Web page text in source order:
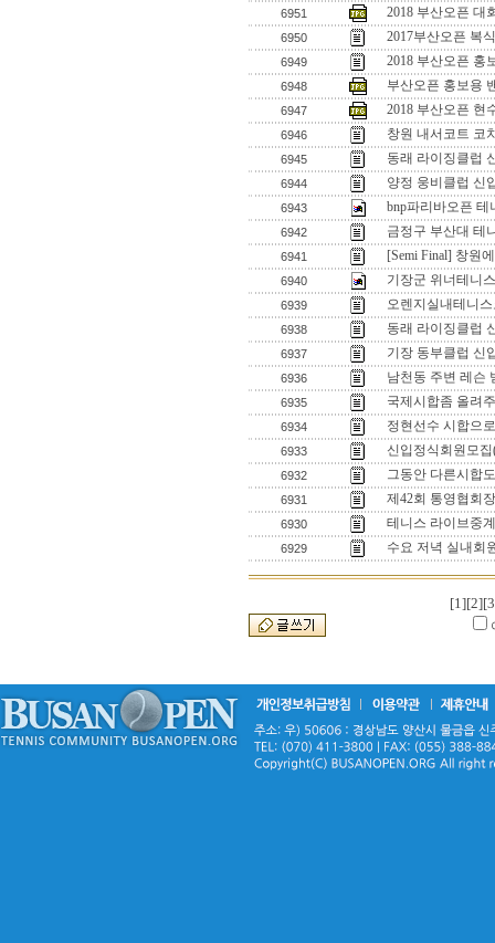
6951 2018 부산오픈 대
6950 2017부산오픈 복
6949 2018 부산오픈 홍
6948 부산오픈 홍보용
6947 2018 부산오픈 현
6946 창원 내서코트 코
6945 동래 라이징클럽
6944 양정 웅비클럽 신
6943 bnp파리바오픈 테
6942 금정구 부산대 테
6941 [Semi Final] 창원
6940 기장군 위너테니
6939 오렌지실내테니
6938 동래 라이징클럽
6937 기장 동부클럽 신
6936 남천동 주변 레슨
6935 국제시합좀 올려
6934 정현선수 시합으
6933 신입정식회원모
6932 그동안 다른시합
6931 제42회 통영협회
6930 테니스 라이브중
6929 수요 저녁 실내회
[1][2]